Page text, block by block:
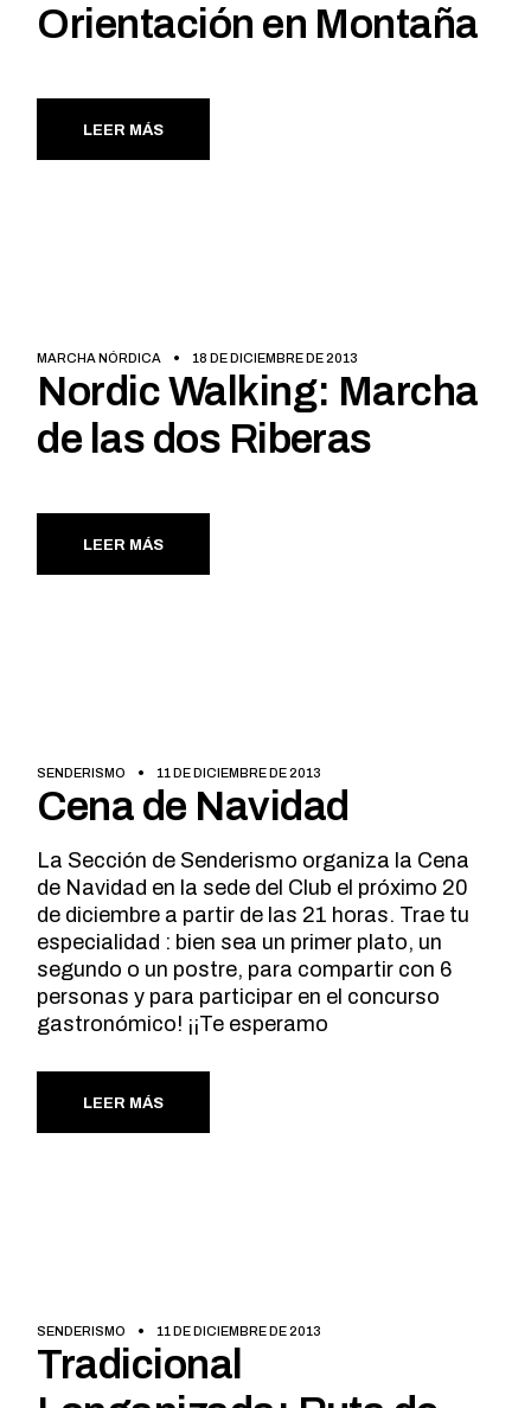
Orientación en Montaña
LEER MÁS
MARCHA NÓRDICA 18 DE DICIEMBRE DE 2013
Nordic Walking: Marcha
de las dos Riberas
LEER MÁS
SENDERISMO 11 DE DICIEMBRE DE 2013
Cena de Navidad
La Sección de Senderismo organiza la Cena
de Navidad en la sede del Club el próximo 20
de diciembre a partir de las 21 horas. Trae tu
especialidad : bien sea un primer plato, un
segundo o un postre, para compartir con 6
personas y para participar en el concurso
gastronómico! ¡¡Te esperamo
LEER MÁS
SENDERISMO 11 DE DICIEMBRE DE 2013
Tradicional